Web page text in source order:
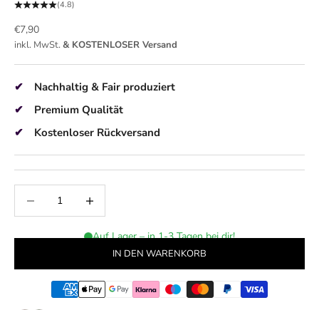
(4.8)
Angebot
€7,90
inkl. MwSt. & KOSTENLOSER Versand
Nachhaltig & Fair produziert
Premium Qualität
Kostenloser Rückversand
Auf Lager – in 1-3 Tagen bei dir!
IN DEN WARENKORB